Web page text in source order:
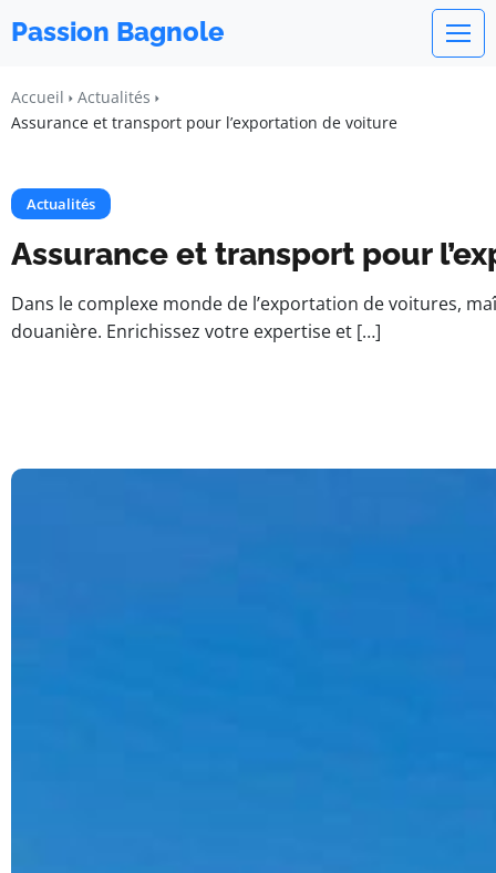
Passion Bagnole
Accueil
Actualités
Assurance et transport pour l’exportation de voiture
Actualités
Assurance et transport pour
Dans le complexe monde de l’exportation de voitures,
douanière. Enrichissez votre expertise et […]